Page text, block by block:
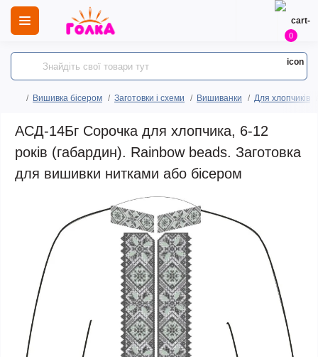
0
Вишивка бісером Заготовки і схеми Вишиванки Для хлопчиків
АСД-14Бг Сорочка для хлопчика, 6-12
років (габардин). Rainbow beads. Заготовка
для вишивки нитками або бісером